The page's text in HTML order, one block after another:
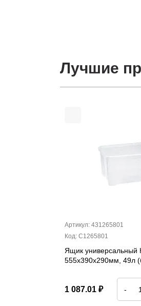
Лучшие
Артикул: 431265801
Код: С1265801
Ящик универсальный
555х390х290мм, 49л
1 087.01 ₽ -